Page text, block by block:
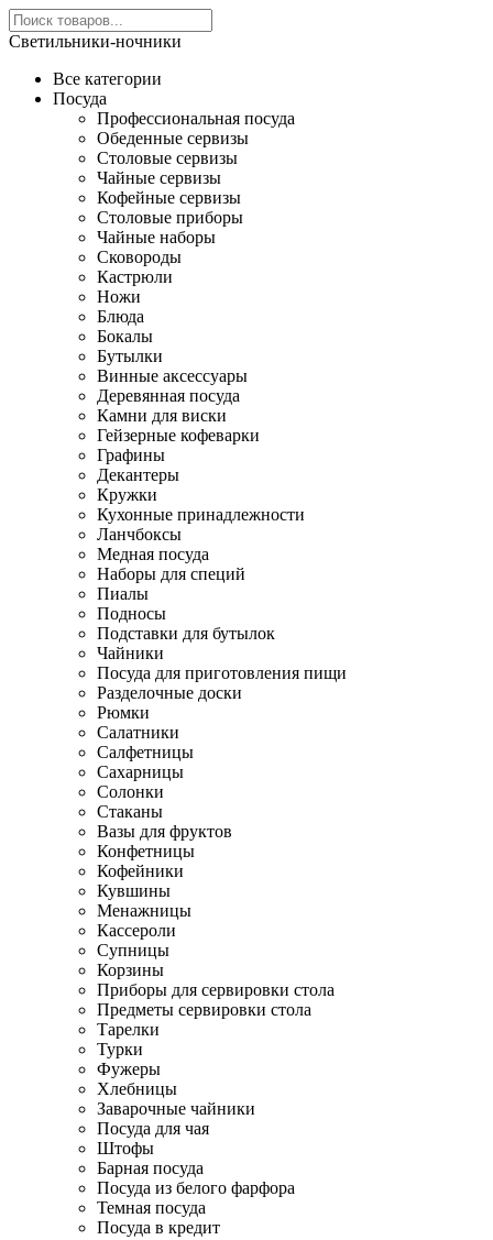
Светильники-ночники
Все категории
Посуда
Профессиональная посуда
Обеденные сервизы
Столовые сервизы
Чайные сервизы
Кофейные сервизы
Столовые приборы
Чайные наборы
Сковороды
Кастрюли
Ножи
Блюда
Бокалы
Бутылки
Винные аксессуары
Деревянная посуда
Камни для виски
Гейзерные кофеварки
Графины
Декантеры
Кружки
Кухонные принадлежности
Ланчбоксы
Медная посуда
Наборы для специй
Пиалы
Подносы
Подставки для бутылок
Чайники
Посуда для приготовления пищи
Разделочные доски
Рюмки
Салатники
Салфетницы
Сахарницы
Солонки
Стаканы
Вазы для фруктов
Конфетницы
Кофейники
Кувшины
Менажницы
Кассероли
Супницы
Корзины
Приборы для сервировки стола
Предметы сервировки стола
Тарелки
Турки
Фужеры
Хлебницы
Заварочные чайники
Посуда для чая
Штофы
Барная посуда
Посуда из белого фарфора
Темная посуда
Посуда в кредит